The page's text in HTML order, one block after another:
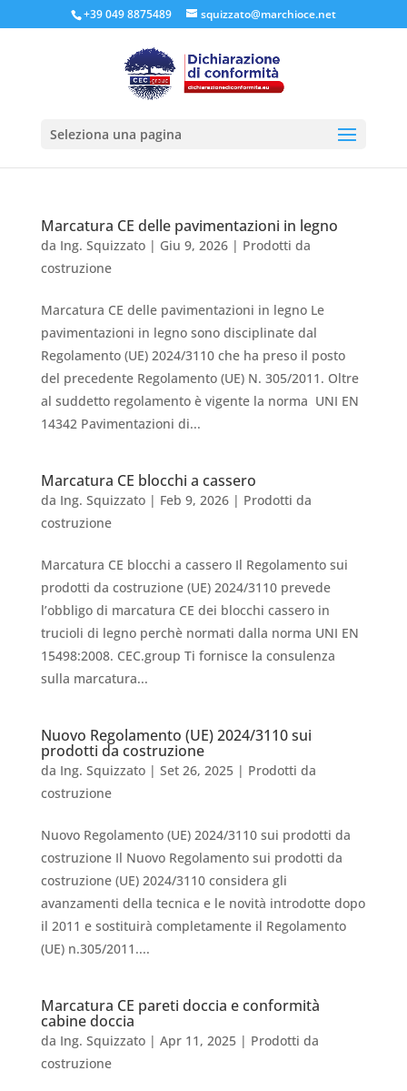
+39 049 8875489 squizzato@marchioce.net
Seleziona una pagina
Marcatura CE delle pavimentazioni in legno
da Ing. Squizzato| Giu 9, 2026| Prodotti da
costruzione
Marcatura CE delle pavimentazioni in legno Le
pavimentazioni in legno sono disciplinate dal
Regolamento (UE) 2024/3110 che ha preso il posto
del precedente Regolamento (UE) N. 305/2011. Oltre
al suddetto regolamento è vigente la norma UNI EN
14342 Pavimentazioni di...
Marcatura CE blocchi a cassero
da Ing. Squizzato| Feb 9, 2026| Prodotti da
costruzione
Marcatura CE blocchi a cassero Il Regolamento sui
prodotti da costruzione (UE) 2024/3110 prevede
l’obbligo di marcatura CE dei blocchi cassero in
trucioli di legno perchè normati dalla norma UNI EN
15498:2008. CEC.group Ti fornisce la consulenza
sulla marcatura...
Nuovo Regolamento (UE) 2024/3110 sui
prodotti da costruzione
da Ing. Squizzato| Set 26, 2025| Prodotti da
costruzione
Nuovo Regolamento (UE) 2024/3110 sui prodotti da
costruzione Il Nuovo Regolamento sui prodotti da
costruzione (UE) 2024/3110 considera gli
avanzamenti della tecnica e le novità introdotte dopo
il 2011 e sostituirà completamente il Regolamento
(UE) n.305/2011....
Marcatura CE pareti doccia e conformità
cabine doccia
da Ing. Squizzato| Apr 11, 2025| Prodotti da
costruzione